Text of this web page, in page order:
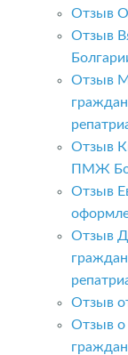
Отзыв
Отзыв
Отзыв
Отзыв
ПМЖ
Отзыв
Отзыв
Отзыв
Отзыв о